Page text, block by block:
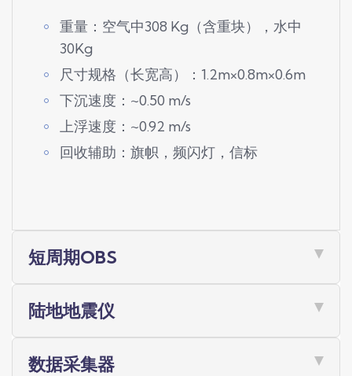
重量：空气中308 Kg（含重块），水中
30Kg
尺寸规格（长宽高）：1.2m×0.8m×0.6m
下沉速度：~0.50 m/s
上浮速度：~0.92 m/s
回收辅助：旗帜，频闪灯，信标
短周期OBS
陆地地震仪
数据采集器